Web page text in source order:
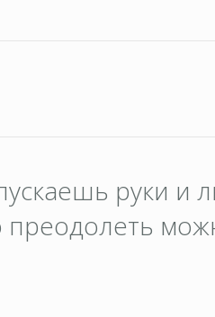
руки и
преодолеть